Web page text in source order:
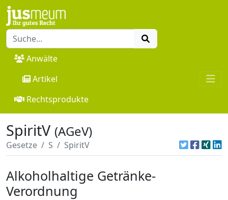
Anwälte
Artikel
Rechtsprodukte
SpiritV (AGeV)
Gesetze S SpiritV
Alkoholhaltige Getränke-
Verordnung